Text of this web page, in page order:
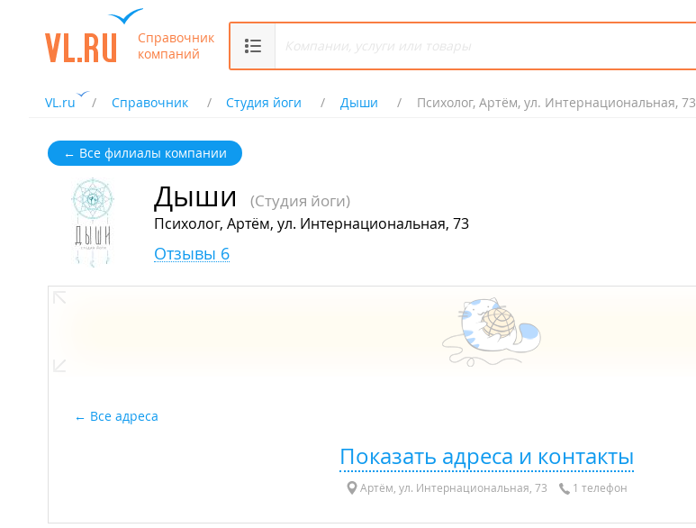
Справочник
компаний
VL.ru Справочник Студия йоги Дыши Психолог, Артём, ул. Интернациональная, 73
← Все филиалы компании
Дыши (Студия йоги)
Психолог, Артём, ул. Интернациональная, 73
Отзывы 6
Все адреса
Показать адреса и контакты
Артём, ул. Интернациональная, 73 1 телефон